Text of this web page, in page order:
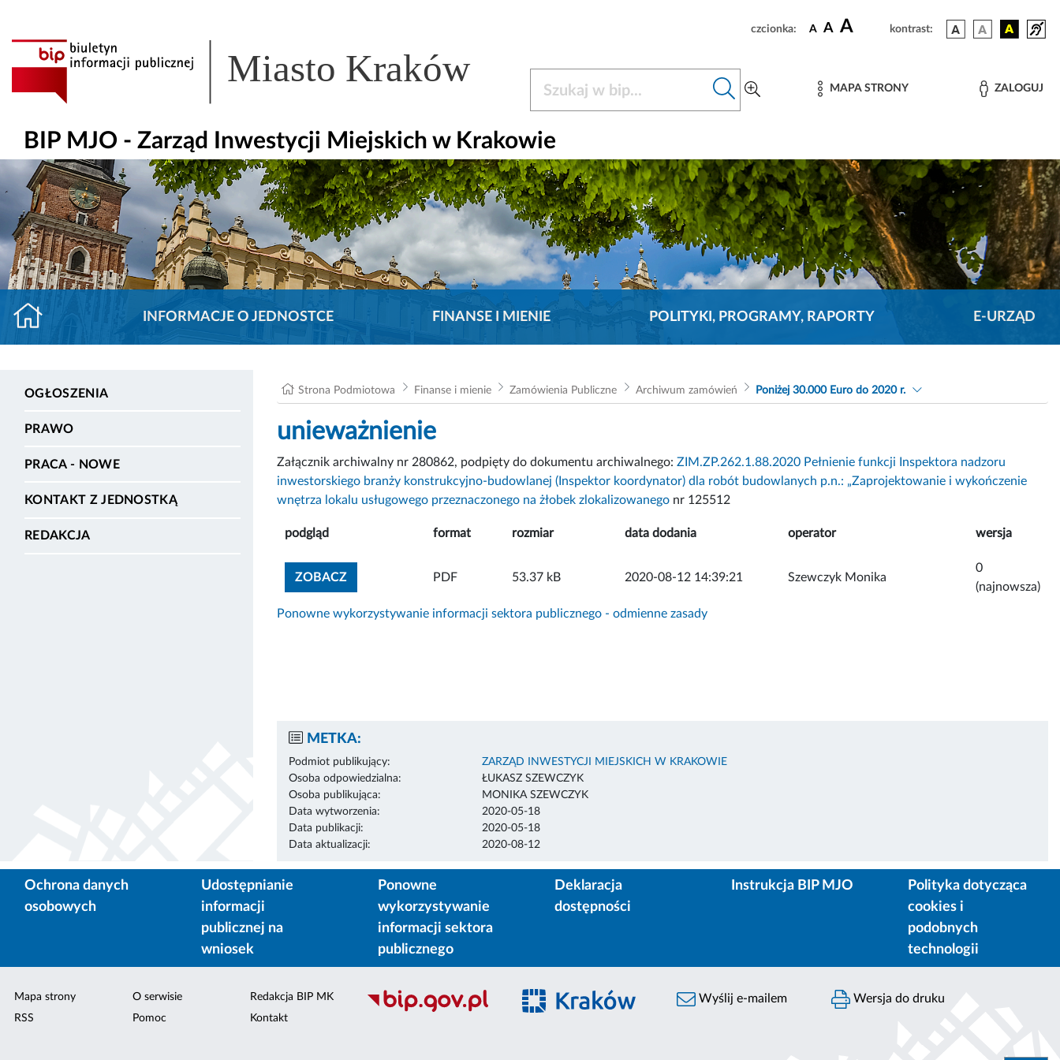
czcionka: A A A kontrast:
Miasto Kraków MAPA STRONY ZALOGUJ
BIP MJO - Zarząd Inwestycji Miejskich w Krakowie
INFORMACJE O JEDNOSTCE FINANSE I MIENIE POLITYKI, PROGRAMY, RAPORTY E-URZĄD
OGŁOSZENIA
PRAWO
PRACA - NOWE
KONTAKT Z JEDNOSTKĄ
REDAKCJA
Strona Podmiotowa Finanse i mienie Zamówienia Publiczne Archiwum zamówień Poniżej 30.000 Euro do 2020 r.
unieważnienie
Załącznik archiwalny nr 280862, podpięty do dokumentu archiwalnego: ZIM.ZP.262.1.88.2020 Pełnienie funkcji Inspektora nadzoru
inwestorskiego branży konstrukcyjno-budowlanej (Inspektor koordynator) dla robót budowlanych p.n.: „Zaprojektowanie i wykończenie
wnętrza lokalu usługowego przeznaczonego na żłobek zlokalizowanego nr 125512
podgląd format rozmiar data dodania operator wersja
ZOBACZZOBACZ ZAŁĄCZNIK
PDF 53.37 kB 2020-08-12 14:39:21 Szewczyk Monika
0
(najnowsza)
Ponowne wykorzystywanie informacji sektora publicznego - odmienne zasady
METKA:
Podmiot publikujący:
ZARZĄD INWESTYCJI MIEJSKICH W KRAKOWIE
Osoba odpowiedzialna:
ŁUKASZ SZEWCZYK
Osoba publikująca:
MONIKA SZEWCZYK
Data wytworzenia:
2020-05-18
Data publikacji:
2020-05-18
Data aktualizacji:
2020-08-12
Ochrona danych
osobowych
Udostępnianie
informacji
publicznej na
wniosek
Ponowne
wykorzystywanie
informacji sektora
publicznego
Deklaracja
dostępności
Instrukcja BIP MJO
Polityka dotycząca
cookies i
podobnych
technologii
Mapa strony
RSS
O serwisie
Pomoc
Redakcja BIP MK
Kontakt
Wyślij e-mailem Wersja do druku